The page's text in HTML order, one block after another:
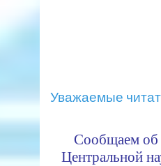
Уважаемые
Сообщаем об
Центральной